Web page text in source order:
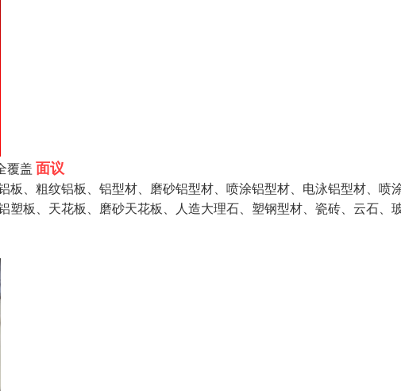
覆盖 面议
、粗纹铝板、铝型材、磨砂铝型材、喷涂铝型材、电泳铝型材、喷
板、天花板、磨砂天花板、人造大理石、塑钢型材、瓷砖、云石、